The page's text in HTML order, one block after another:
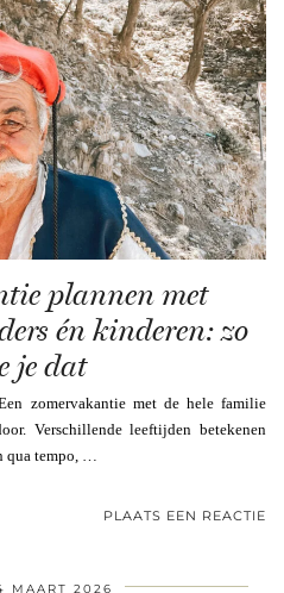
plannen met
én kinderen: zo
je dat
zomervakantie met de hele familie
Verschillende leeftijden betekenen
qua tempo, …
PLAATS EEN REACTIE
MAART 2026